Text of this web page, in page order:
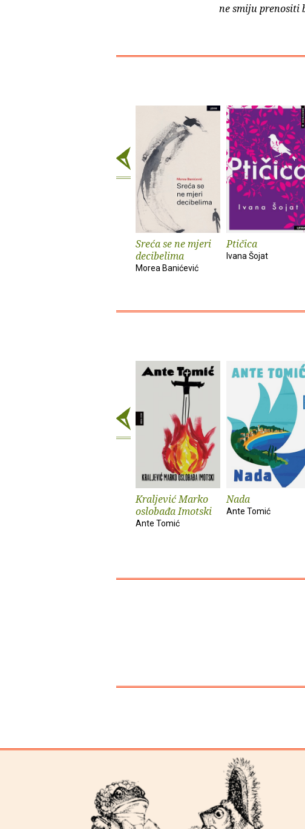
ne smiju prenositi
Sreća se ne mjeri
decibelima
Morea Banićević
Ptičica
Ivana Šojat
Kraljević Marko
oslobađa Imotski
Ante Tomić
Nada
Ante Tomić